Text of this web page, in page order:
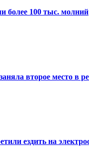
более 100 тыс. молний
второе место в
ездить на